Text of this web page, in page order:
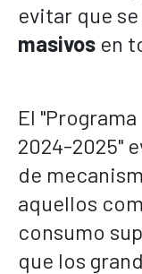
evitar que
masivos en
El
2024-2025"
de
aquellos
consumo
que los